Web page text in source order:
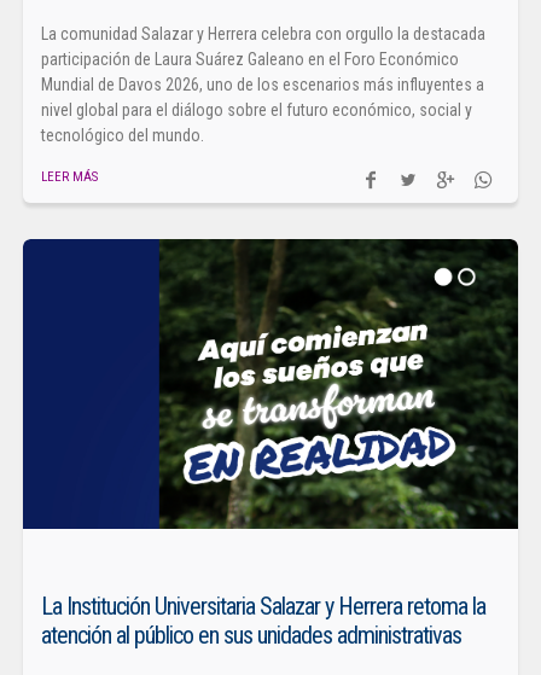
La comunidad Salazar y Herrera celebra con orgullo la destacada
participación de Laura Suárez Galeano en el Foro Económico
Mundial de Davos 2026, uno de los escenarios más influyentes a
nivel global para el diálogo sobre el futuro económico, social y
tecnológico del mundo.
LEER MÁS
La Institución Universitaria Salazar y Herrera retoma la
atención al público en sus unidades administrativas